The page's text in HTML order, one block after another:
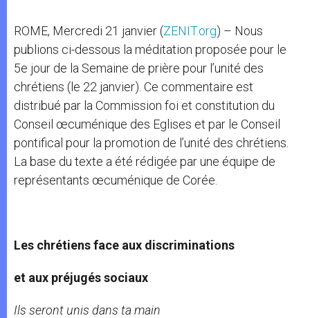
ROME, Mercredi 21 janvier (ZENIT.org) – Nous
publions ci-dessous la méditation proposée pour le
5e jour de la Semaine de prière pour l’unité des
chrétiens (le 22 janvier). Ce commentaire est
distribué par la Commission foi et constitution du
Conseil œcuménique des Eglises et par le Conseil
pontifical pour la promotion de l’unité des chrétiens.
La base du texte a été rédigée par une équipe de
représentants œcuménique de Corée.
Les chrétiens face aux discriminations
et aux préjugés sociaux
Ils seront unis dans ta main